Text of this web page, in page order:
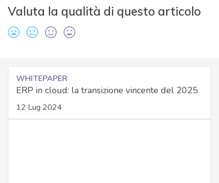
Valuta la qualità di questo articolo
WHITEPAPER
ERP in cloud: la transizione vincente del 2025
12 Lug 2024